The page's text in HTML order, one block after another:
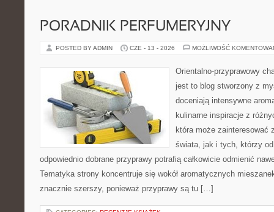
PORADNIK PERFUMERYJNY
POSTED BY ADMIN CZE - 13 - 2026 MOŻLIWOŚĆ
Orientalno-przyprawowy
jest to blog stworzony z
doceniają intensywne
kulinarne inspiracje z
która może zainteresować
świata, jak i tych, którzy
odpowiednio dobrane przyprawy potrafią całkowicie odmienić
Tematyka strony koncentruje się wokół aromatycznych
znacznie szerszy, ponieważ przyprawy są tu […]